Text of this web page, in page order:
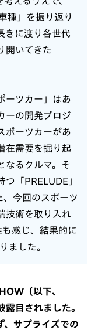
種」を振り返り
きに渡り各世代
開いてきた
ーツカー」はあ
ーの開発プロジ
ポーツカーがあ
在需要を掘り起
なるクルマ。そ
「PRELUDE」
、今回のスポーツ
技術を取り入れ
感じ、結果的に
ました。
（以下、
目されました。
、サプライズでの